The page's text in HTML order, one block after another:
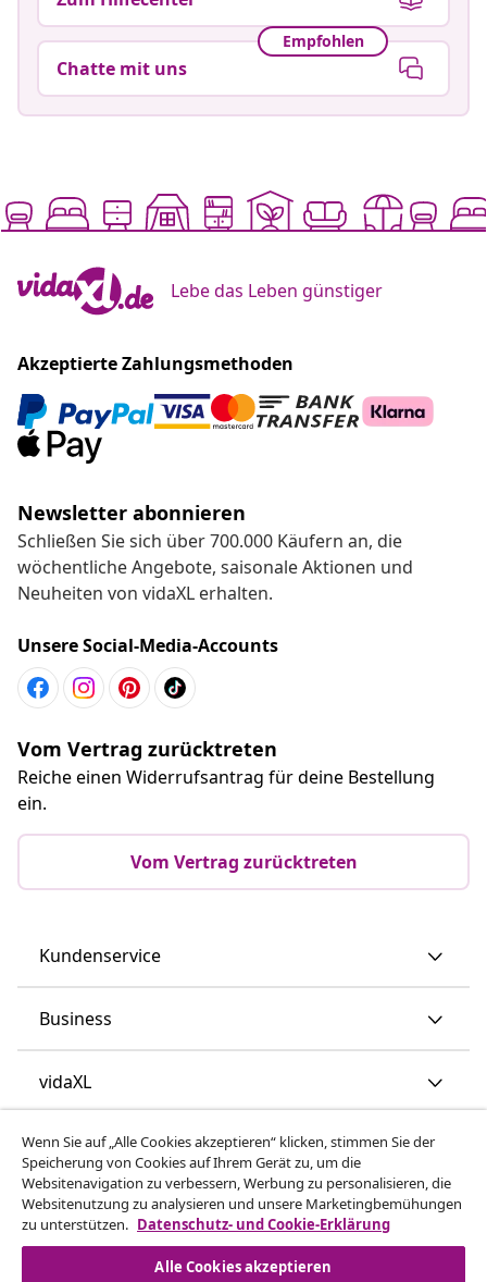
Empfohlen
Chatte mit uns
Lebe das Leben günstiger
Akzeptierte Zahlungsmethoden
Newsletter abonnieren
Schließen Sie sich über 700.000 Käufern an, die
wöchentliche Angebote, saisonale Aktionen und
Neuheiten von vidaXL erhalten.
Unsere Social-Media-Accounts
Vom Vertrag zurücktreten
Reiche einen Widerrufsantrag für deine Bestellung
ein.
Vom Vertrag zurücktreten
Kundenservice
Business
vidaXL
Mehr entdecken
Wenn Sie auf „Alle Cookies akzeptieren“ klicken, stimmen Sie der
Speicherung von Cookies auf Ihrem Gerät zu, um die
Websitenavigation zu verbessern, Werbung zu personalisieren, die
Websitenutzung zu analysieren und unsere Marketingbemühungen
zu unterstützen. Datenschutz- und Cookie-Erklärung
Alle Cookies akzeptieren